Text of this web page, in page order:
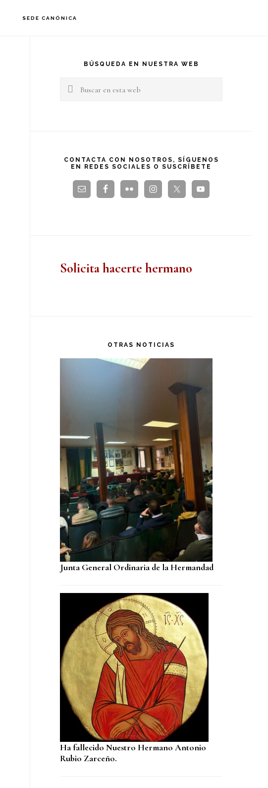
SEDE CANÓNICA
principal
BÚSQUEDA EN NUESTRA WEB
Buscar
CONTACTA CON NOSOTROS, SÍGUENOS
EN REDES SOCIALES O SUSCRÍBETE
Solicita hacerte hermano
OTRAS NOTICIAS
Junta General Ordinaria de la Hermandad
Ha fallecido Nuestro Hermano Antonio
Rubio Zarceño.